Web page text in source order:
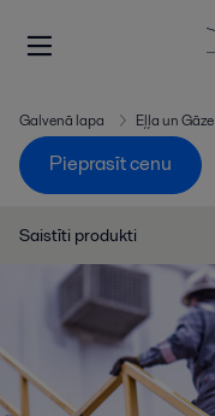
Galvenā lapa Eļļa un Gāze
Pieprasīt cenu
Saistīti produkti